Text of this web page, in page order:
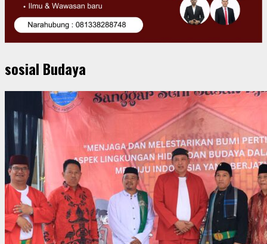
sosial Budaya